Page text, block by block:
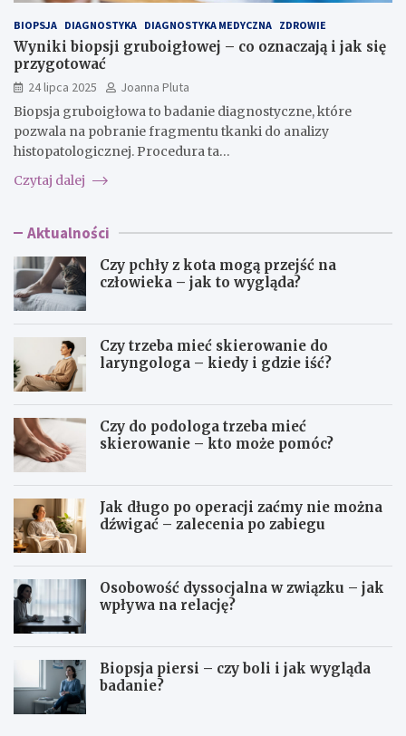
BIOPSJA DIAGNOSTYKA DIAGNOSTYKA MEDYCZNA ZDROWIE
Wyniki biopsji gruboigłowej – co oznaczają i jak się
przygotować
24 lipca 2025
Joanna Pluta
Biopsja gruboigłowa to badanie diagnostyczne, które
pozwala na pobranie fragmentu tkanki do analizy
histopatologicznej. Procedura ta…
Czytaj dalej
Aktualności
Czy pchły z kota mogą przejść na
człowieka – jak to wygląda?
Czy trzeba mieć skierowanie do
laryngologa – kiedy i gdzie iść?
Czy do podologa trzeba mieć
skierowanie – kto może pomóc?
Jak długo po operacji zaćmy nie można
dźwigać – zalecenia po zabiegu
Osobowość dyssocjalna w związku – jak
wpływa na relację?
Biopsja piersi – czy boli i jak wygląda
badanie?
C
C